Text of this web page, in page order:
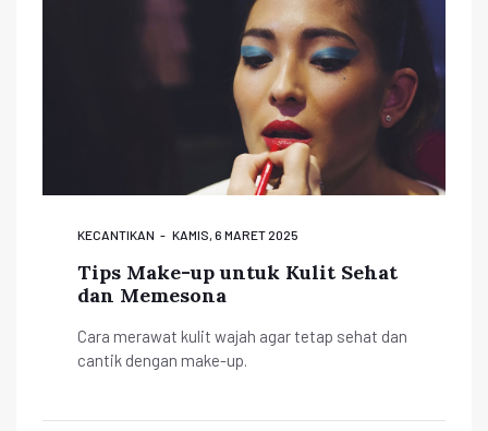
KECANTIKAN KAMIS, 6 MARET 2025
Tips Make-up untuk Kulit Sehat
dan Memesona
Cara merawat kulit wajah agar tetap sehat dan
cantik dengan make-up.